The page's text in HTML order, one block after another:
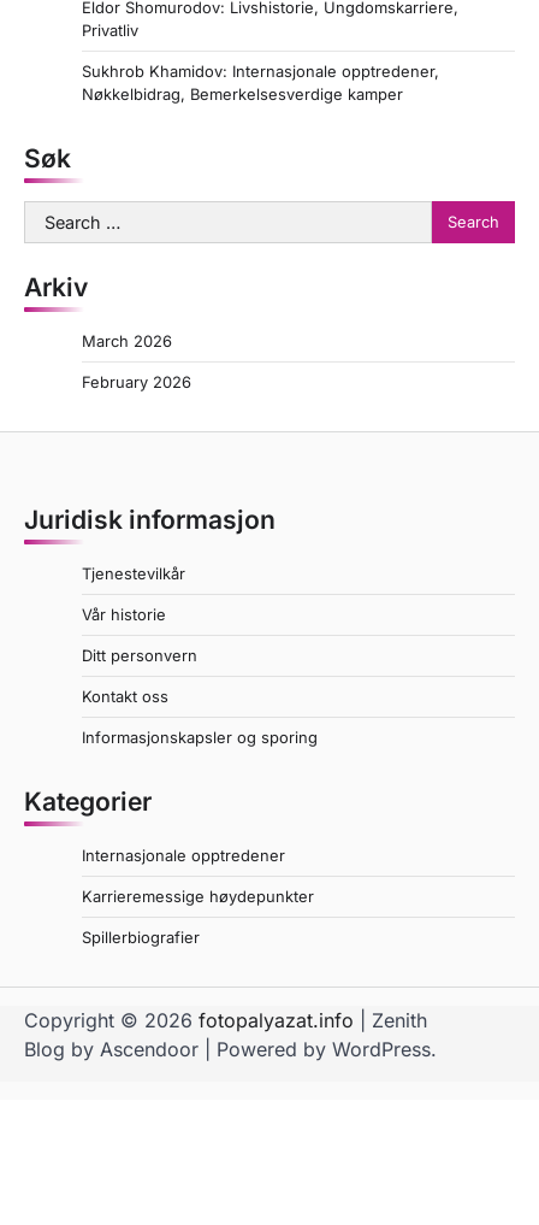
Eldor Shomurodov: Livshistorie, Ungdomskarriere,
Privatliv
Sukhrob Khamidov: Internasjonale opptredener,
Nøkkelbidrag, Bemerkelsesverdige kamper
Søk
Search
for:
Arkiv
March 2026
February 2026
Juridisk informasjon
Tjenestevilkår
Vår historie
Ditt personvern
Kontakt oss
Informasjonskapsler og sporing
Kategorier
Internasjonale opptredener
Karrieremessige høydepunkter
Spillerbiografier
Copyright © 2026 fotopalyazat.info | Zenith
Blog by Ascendoor | Powered by WordPress.